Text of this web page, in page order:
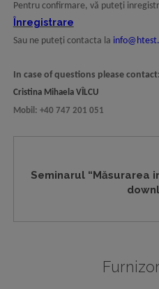
Pentru confirmare, vă puteți
Înregistrare
Sau ne puteți contacta la
In case of questions please contact:
Cristina Mihaela VÎLCU
Mobil: +40 747 201 051
Seminarul “Măsurarea